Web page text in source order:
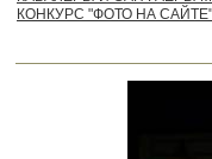
КОНКУРС "ФОТО НА